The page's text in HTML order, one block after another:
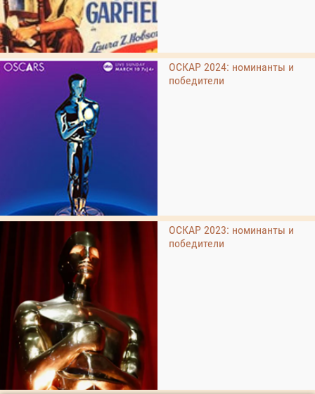
ОСКАР 2024: номинанты и
победители
ОСКАР 2023: номинанты и
победители